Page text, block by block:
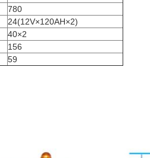
780
24(12V×120AH×2)
40×2
156
59